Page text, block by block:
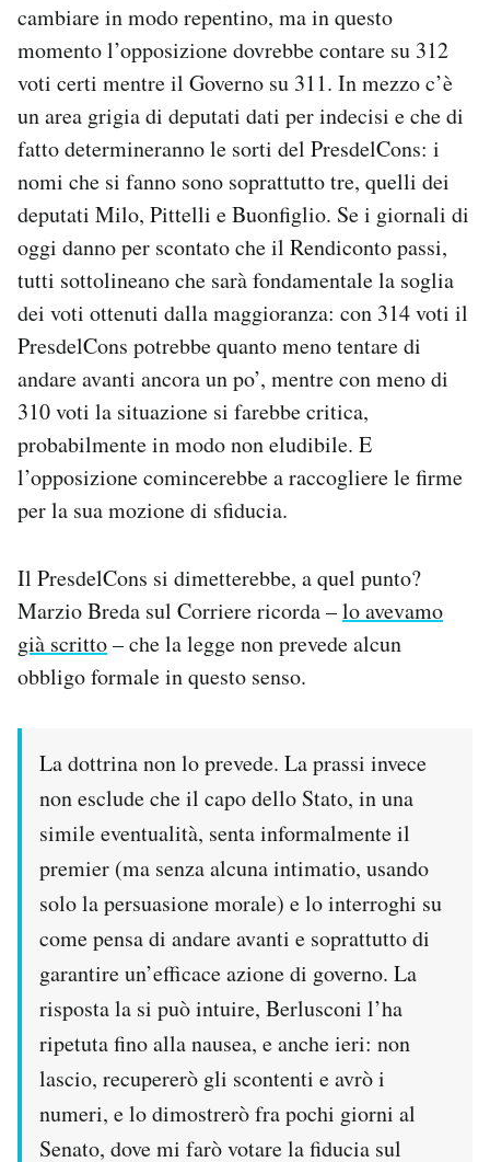
cambiare in modo repentino, ma in questo
momento l’opposizione dovrebbe contare su 312
voti certi mentre il Governo su 311. In mezzo c’è
un area grigia di deputati dati per indecisi e che di
fatto determineranno le sorti del PresdelCons: i
nomi che si fanno sono soprattutto tre, quelli dei
deputati Milo, Pittelli e Buonfiglio. Se i giornali di
oggi danno per scontato che il Rendiconto passi,
tutti sottolineano che sarà fondamentale la soglia
dei voti ottenuti dalla maggioranza: con 314 voti il
PresdelCons potrebbe quanto meno tentare di
andare avanti ancora un po’, mentre con meno di
310 voti la situazione si farebbe critica,
probabilmente in modo non eludibile. E
l’opposizione comincerebbe a raccogliere le firme
per la sua mozione di sfiducia.
Il PresdelCons si dimetterebbe, a quel punto?
Marzio Breda sul Corriere ricorda –lo avevamo
già scritto– che la legge non prevede alcun
obbligo formale in questo senso.
La dottrina non lo prevede. La prassi invece
non esclude che il capo dello Stato, in una
simile eventualità, senta informalmente il
premier (ma senza alcuna intimatio, usando
solo la persuasione morale) e lo interroghi su
come pensa di andare avanti e soprattutto di
garantire un’efficace azione di governo. La
risposta la si può intuire, Berlusconi l’ha
ripetuta fino alla nausea, e anche ieri: non
lascio, recupererò gli scontenti e avrò i
numeri, e lo dimostrerò fra pochi giorni al
Senato, dove mi farò votare la fiducia sul